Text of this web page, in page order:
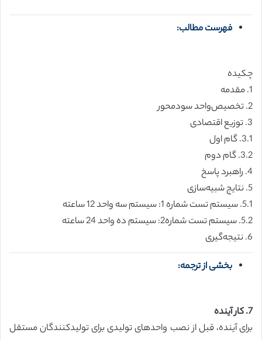
فهرست مطالب:
چکیده
1. مقدمه
2. تخصیص‌واحد سودمحور
3. توزیع اقتصادی
3.1. گام اول
3.2. گام دوم
4. راهبرد پاسخ
5. نتایج شبیه‌سازی
5.1. سیستم تست شماره 1: سیستم سه واحد 12 ساعته
5.2. سیستم تست شماره2: سیستم ده واحد 24 ساعته
6. نتیجه‌گیری
بخشی از ترجمه:
7. کار آینده
برای آینده، قبل از نصب واحدهای تولیدی برای تولیدکنندگان مستقل